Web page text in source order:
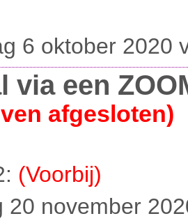
6 oktober 2020
via een
afgesloten)
(Voorbij)
20 november